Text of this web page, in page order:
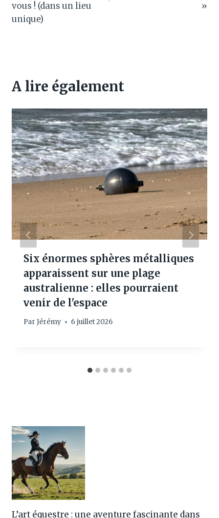
vous ! (dans un lieu
unique)
»
A lire également
Six énormes sphères métalliques
apparaissent sur une plage
australienne : elles pourraient
venir de l'espace
Par Jérémy 6 juillet 2026
L’art équestre : une aventure fascinante dans